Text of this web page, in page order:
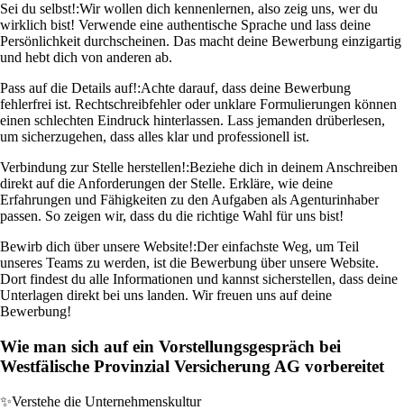
Sei du selbst!:Wir wollen dich kennenlernen, also zeig uns, wer du
wirklich bist! Verwende eine authentische Sprache und lass deine
Persönlichkeit durchscheinen. Das macht deine Bewerbung einzigartig
und hebt dich von anderen ab.
Pass auf die Details auf!:Achte darauf, dass deine Bewerbung
fehlerfrei ist. Rechtschreibfehler oder unklare Formulierungen können
einen schlechten Eindruck hinterlassen. Lass jemanden drüberlesen,
um sicherzugehen, dass alles klar und professionell ist.
Verbindung zur Stelle herstellen!:Beziehe dich in deinem Anschreiben
direkt auf die Anforderungen der Stelle. Erkläre, wie deine
Erfahrungen und Fähigkeiten zu den Aufgaben als Agenturinhaber
passen. So zeigen wir, dass du die richtige Wahl für uns bist!
Bewirb dich über unsere Website!:Der einfachste Weg, um Teil
unseres Teams zu werden, ist die Bewerbung über unsere Website.
Dort findest du alle Informationen und kannst sicherstellen, dass deine
Unterlagen direkt bei uns landen. Wir freuen uns auf deine
Bewerbung!
Wie man sich auf ein Vorstellungsgespräch bei
Westfälische Provinzial Versicherung AG vorbereitet
✨Verstehe die Unternehmenskultur